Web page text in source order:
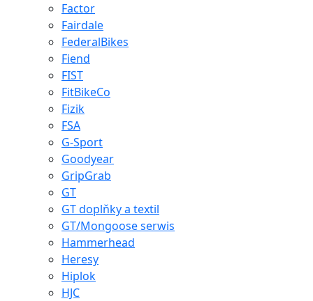
Factor
Fairdale
FederalBikes
Fiend
FIST
FitBikeCo
Fizik
FSA
G-Sport
Goodyear
GripGrab
GT
GT doplňky a textil
GT/Mongoose serwis
Hammerhead
Heresy
Hiplok
HJC